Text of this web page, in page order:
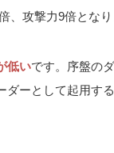
、攻撃力9倍となり
低いです。序盤の
ーとして起用す